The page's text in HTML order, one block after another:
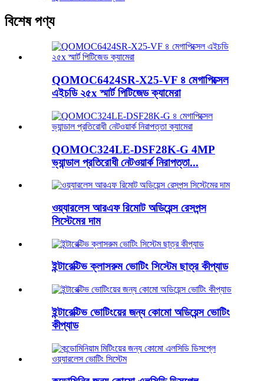
বিশেষ পণ্য
QOMOC6424SR-X25-VF ৪ মেগাপিক্সেল
এইচডি ২৫x স্মার্ট পিটিজেড ক্যামেরা
QOMOC324LE-DSF28K-G 4MP
ভ্যান্ডাল প্রতিরোধী নেটওয়ার্ক নিরাপত্তা...
ওয়্যারলেস আরএফ রিমোট অডিয়েন্স রেসপন্স
সিস্টেমের দাম
ইন্টারেক্টিভ ক্লাসরুম ভোটিং সিস্টেম ছাত্র কীপ্যাড
ইন্টারেক্টিভ ভোটিংয়ের জন্য কোমো অডিয়েন্স ভোটিং
কীপ্যাড